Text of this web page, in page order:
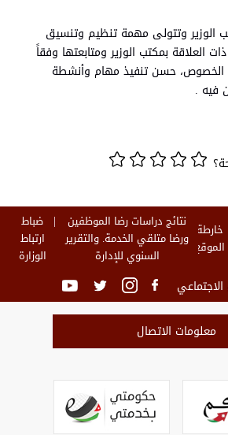
الوزير وتتولى مهمة تنظيم وتنسيق
العلاقة بمكتب الوزير ومتابعتها وفقاً
الخصوص، حسن تنفيذ مهام وأنشطة
فيه .
خارطة
الموقع
نتائج دراسات رضا الموظفين
ورضا متلقي الخدمة. والتقرير
السنوي للإدارة
ضباط
ارتباط
الوزارة
معلومات الاتصال